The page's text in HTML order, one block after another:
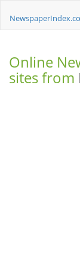
Online
sites from